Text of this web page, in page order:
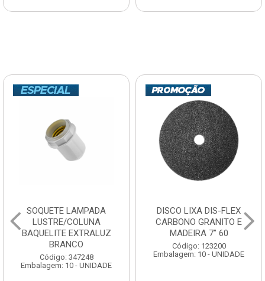
SOQUETE LAMPADA
LUSTRE/COLUNA
BAQUELITE EXTRALUZ
BRANCO
Código: 347248
Embalagem: 10 - UNIDADE
DISCO LIXA DIS-FLEX
CARBONO GRANITO E
MADEIRA 7” 60
Código: 123200
Embalagem: 10 - UNIDADE